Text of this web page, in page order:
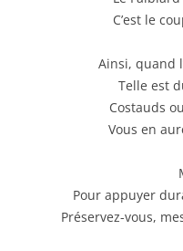
C’est le
Ainsi, quand
Telle est
Costauds
Vous en
Pour appuyer
Préservez-vous,